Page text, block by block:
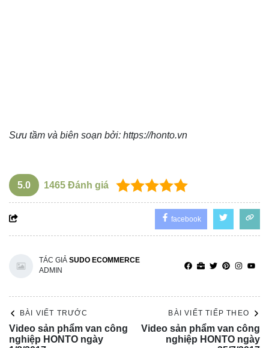
Sưu tầm và biên soạn bởi: https://honto.vn
5.0 1465 Đánh giá
facebook
TÁC GIẢ SUDO ECOMMERCE
ADMIN
BÀI VIẾT TRƯỚC
Video sản phẩm van công
nghiệp HONTO ngày
BÀI VIẾT TIẾP THEO
Video sản phẩm van công
nghiệp HONTO ngày